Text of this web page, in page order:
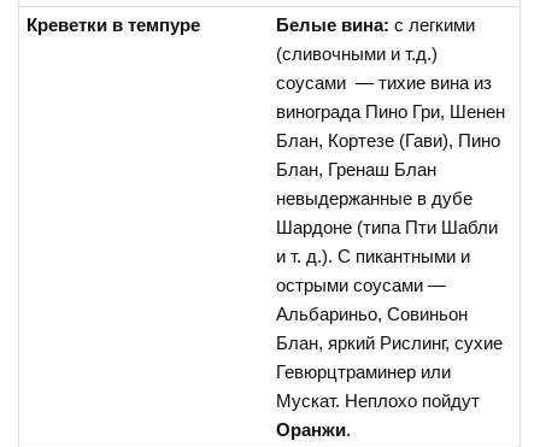
Креветки в темпуре
Белые вина: с легкими
(сливочными и т.д.)
соусами — тихие вина из
винограда Пино Гри, Шенен
Блан, Кортезе (Гави), Пино
Блан, Гренаш Блан
невыдержанные в дубе
Шардоне (типа Пти Шабли
и т. д.). С пикантными и
острыми соусами —
Альбариньо, Совиньон
Блан, яркий Рислинг, сухие
Гевюрцтраминер или
Мускат. Неплохо пойдут
Оранжи.